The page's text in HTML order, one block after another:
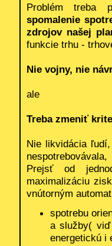
Problém treba
spomalenie
zdrojov našej
funkcie trhu -
Nie vojny, nie
ale
Treba zmeniť
Nie likvidácia
Prejsť od
maximalizáciu
vnútorným
spotrebu
a služby(
energetickú i